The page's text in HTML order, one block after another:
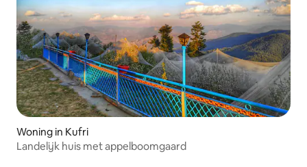
Woning in Kufri
Landelijk huis met appelboomgaard